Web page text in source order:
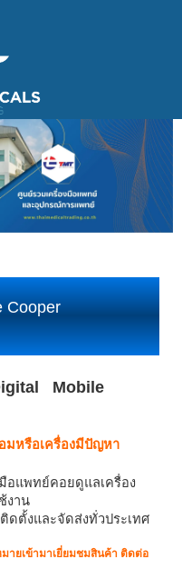
Cooper
Mobile
มหรือเครื่องมีปัญหา
อแพทย์คอยดูแลเครื่อง
งาน
ดตั้งและจัดส่งทั่วประเทศ
ายเข้ามาเยี่ยมชมสินค้า ติดต่อ